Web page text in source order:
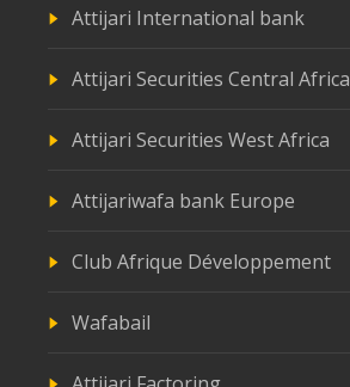
Attijari International bank
Attijari Securities Central Africa
Attijari Securities West Africa
Attijariwafa bank Europe
Club Afrique Développement
Wafabail